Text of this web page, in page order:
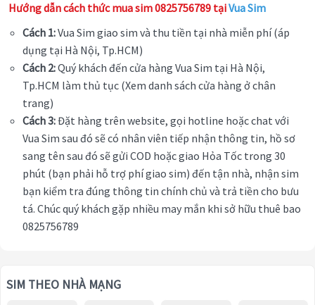
Hướng dẫn cách thức mua sim 0825756789 tạiVua Sim
Cách 1:Vua Sim giao sim và thu tiền tại nhà miễn phí (áp
dụng tại Hà Nội, Tp.HCM)
Cách 2:Quý khách đến cửa hàng Vua Sim tại Hà Nội,
Tp.HCM làm thủ tục (Xem danh sách cửa hàng ở chân
trang)
Cách 3:Đặt hàng trên website, gọi hotline hoặc chat với
Vua Sim sau đó sẽ có nhân viên tiếp nhận thông tin, hồ sơ
sang tên sau đó sẽ gửi COD hoặc giao Hỏa Tốc trong 30
phút (bạn phải hỗ trợ phí giao sim) đến tận nhà, nhận sim
bạn kiểm tra đúng thông tin chính chủ và trả tiền cho bưu
tá. Chúc quý khách gặp nhiều may mắn khi sở hữu thuê bao
0825756789
SIM THEO NHÀ MẠNG